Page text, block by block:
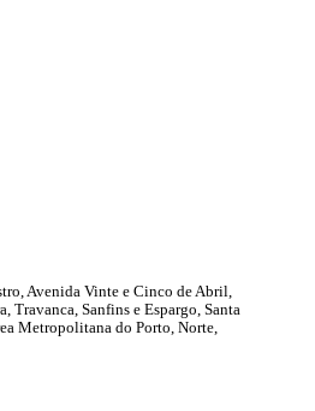
Avenida Vinte e Cinco de Abril,
Travanca, Sanfins e Espargo, Santa
Metropolitana do Porto, Norte,